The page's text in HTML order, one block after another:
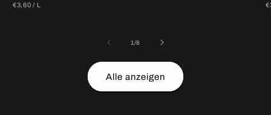
Preis
STÜCKPREIS
€3,60 / PRO
L
1/von
8
Alle anzeigen